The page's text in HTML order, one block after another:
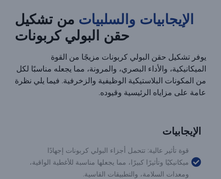
الإيجابيات والسلبيات من تشكيل
حقن البولي كربونات
يوفر تشكيل حقن البولي كربونات مزيجًا من القوة
الميكانيكية، والأداء البصري، والمرونة، مما يجعله مناسبًا لكل
من المكونات البلاستيكية الوظيفية والزخرفية. فيما يلي نظرة
عامة على مزاياه الرئيسية وقيوده.
الإيجابيات
قوة تأثير عالية: تتحمل أجزاء البولي كربونات إجهادًا
ميكانيكيًا وتأثيرًا كبيرًا، مما يجعلها مناسبة للأغطية الواقية،
ومعدات السلامة، والتطبيقات القاسية.